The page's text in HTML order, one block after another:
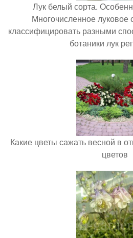
Лук белый сорта.
Многочисленное
классифицировать разными
ботаники лук
Какие цветы сажать весной в
цветов